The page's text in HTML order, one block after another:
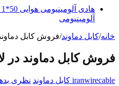
آلومینیومی
خانه/کابل دماوند/فروش کابل دماوند
فروش کابل دماوند در
iranwirecable کابل دماوند نظری